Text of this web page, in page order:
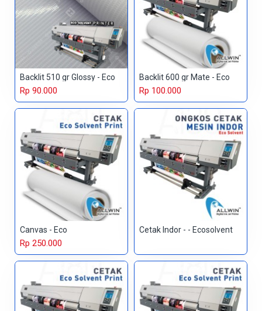
Backlit 510 gr Glossy - Eco
Rp 90.000
Backlit 600 gr Mate - Eco
Rp 100.000
Canvas - Eco
Rp 250.000
Cetak Indor - - Ecosolvent